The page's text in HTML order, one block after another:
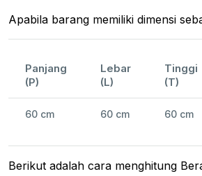
Apabila barang memiliki dimensi
Panjang
(P)
Lebar
(L)
Tinggi
(T)
60 cm 60 cm 60 cm
Berikut adalah cara menghitung